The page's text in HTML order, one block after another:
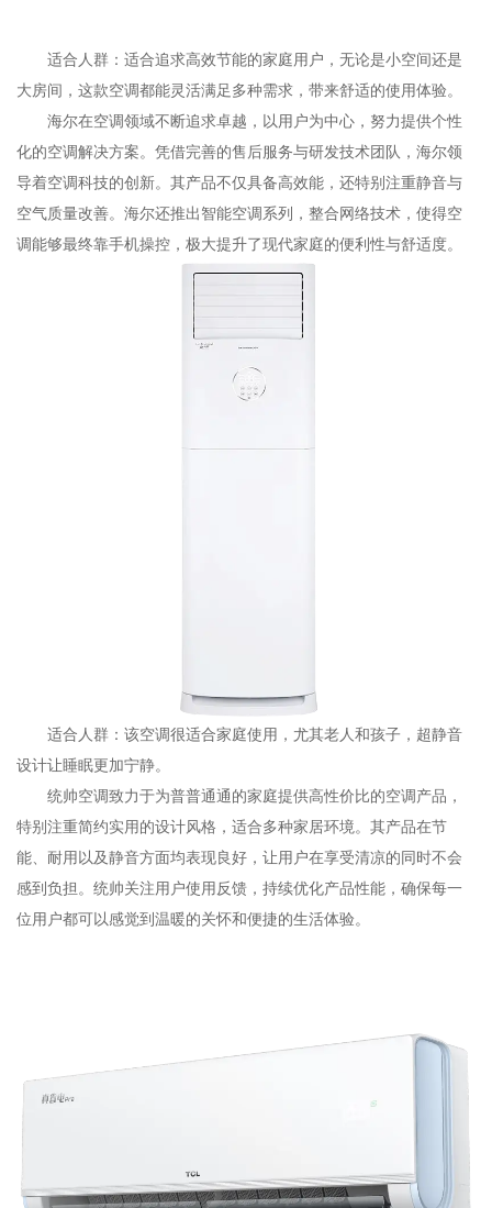
适合人群：适合追求高效节能的家庭用户，无论是小空间还是
大房间，这款空调都能灵活满足多种需求，带来舒适的使用体验。
海尔在空调领域不断追求卓越，以用户为中心，努力提供个性
化的空调解决方案。凭借完善的售后服务与研发技术团队，海尔领
导着空调科技的创新。其产品不仅具备高效能，还特别注重静音与
空气质量改善。海尔还推出智能空调系列，整合网络技术，使得空
调能够最终靠手机操控，极大提升了现代家庭的便利性与舒适度。
适合人群：该空调很适合家庭使用，尤其老人和孩子，超静音
设计让睡眠更加宁静。
统帅空调致力于为普普通通的家庭提供高性价比的空调产品，
特别注重简约实用的设计风格，适合多种家居环境。其产品在节
能、耐用以及静音方面均表现良好，让用户在享受清凉的同时不会
感到负担。统帅关注用户使用反馈，持续优化产品性能，确保每一
位用户都可以感觉到温暖的关怀和便捷的生活体验。